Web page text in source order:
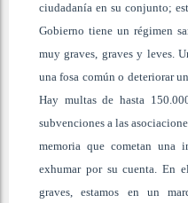
ciudadanía en su conjunto;
Gobierno tiene un régimen
muy graves, graves y leves.
una fosa común o deteriorar
Hay multas de hasta
subvenciones a las
memoria que cometan una
exhumar por su cuenta. En
graves, estamos en un